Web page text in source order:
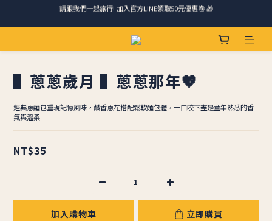
請跟我們一起旅行! 加入官方LINE領取50元優惠卷 🎁
ＣＨＲＩＳＰＹ會員好禮｜集點換購物金+生日禮，獨家優惠不錯過！
請跟我們一起旅行! 加入官方LINE領取50元優惠卷 🎁
▌蔥蔥歲月 ▌蔥蔥那年💖
經典蔥麵包重現記憶風味，鹹香蔥花搭配鬆軟麵包體，一口咬下盡是童年熟悉的香
氣與溫柔
NT$35
加入購物車 立即購買